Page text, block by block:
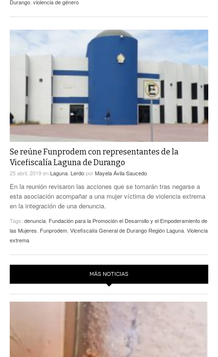
Durango, violencia de género
Se reúne Funprodem con representantes de la
Vicefiscalía Laguna de Durango
25 abril, 2019en Laguna LerdoporMayela Ávila Saucedo
En la reunión revisaron las acciones que se tomarán tras negarse a
esta asociación acompañar a una mujer víctima de violencia extrema
en la integración de una denuncia.
Tags: denuncia Fundación para la Promoción el Desarrollo y el Empoderamiento de
las Mujeres Funprodem Vicefiscalía General de Durango Región Laguna Violencia
extrema
MÁS NOTICIAS